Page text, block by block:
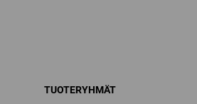
TUOTERYHMÄT